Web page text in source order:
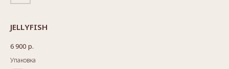
JELLYFISH
6 900 р.
Упаковка